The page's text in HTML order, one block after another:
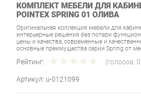
КОМПЛЕКТ МЕБЕЛИ ДЛЯ
POINTEX SPRING 01 ОЛИВА
Оригинальная коллекция мебели для
интерьерные решения без потери
цены и качества, современные и
основные преимущества серии Spring от
Рейтинг: (голосов: 0
Артикул: u-0121099